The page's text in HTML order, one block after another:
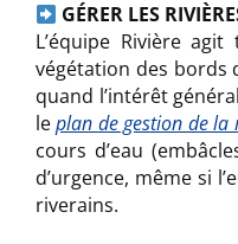
GÉRER LES
L’équipe Rivière
végétation des bords
quand l’intérêt
leplan de gestion de la
cours d’eau
d’urgence, même si
riverains.